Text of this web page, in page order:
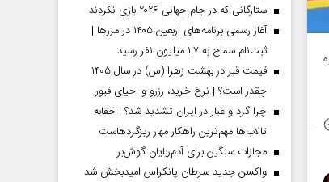
ستارگانی که در جام جهانی ۲۰۲۶ بازی نکردند
آغاز رسمی برنامه‌های اربعین ۱۴۰۵ در مرز‌ها |
ثبت‌نام سماح به ۱.۷ میلیون نفر رسید
قیمت قبر در بهشت زهرا (س) در سال ۱۴۰۵
چقدر است؟ | نرخ خرید، رزرو و احیای قبور
چرا گرد و غبار در ایران تشدید شد؟ | حقابه
تالاب‌ها مهم‌ترین راهکار مهار ریزگردهاست
مجازات سنگین برای آدم‌ربایان گوش‌بر
واکسن جدید سرطان پانکراس امیدبخش شد